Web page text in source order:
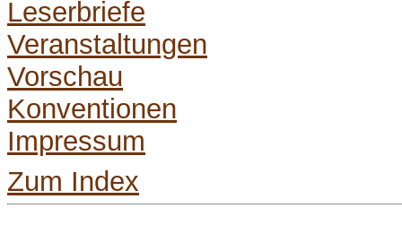
Leserbriefe
Veranstaltungen
Vorschau
Konventionen
Impressum
Zum Index